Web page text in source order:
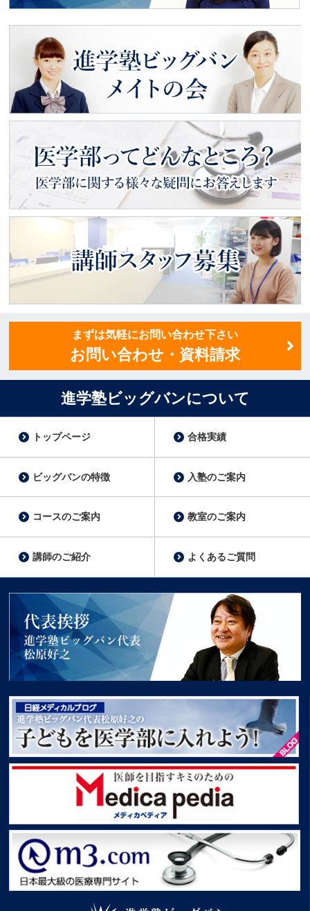
進学塾ビッグバン
メイトの会
医学部ってどんなところ？医学部に関する様々な疑問にお
まずは気軽にお問い合わせ下さい
お問い合わせ・資料請求
子どもを医学部に入れよう！
Medica pedia
進学塾ビッグバンについて
トップページ 合格実績
ビッグバンの特徴 入塾のご案内
コースのご案内 教室のご案内
講師のご紹介 よくあるご質問